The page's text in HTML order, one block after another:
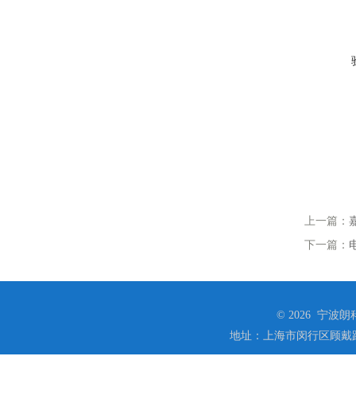
上一篇：
下一篇：
© 2026 宁波朗
地址：上海市闵行区顾